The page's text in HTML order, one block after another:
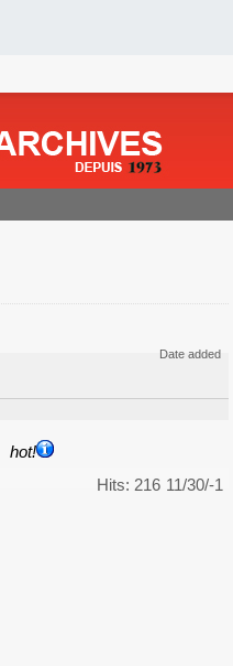
Date added
hot!
11/30/-1
Hits: 216